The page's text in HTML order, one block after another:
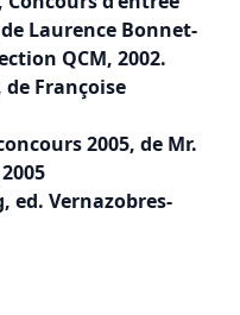
Laurence Bonnet-
QCM, 2002.
Françoise
2005, de Mr.
ed. Vernazobres-